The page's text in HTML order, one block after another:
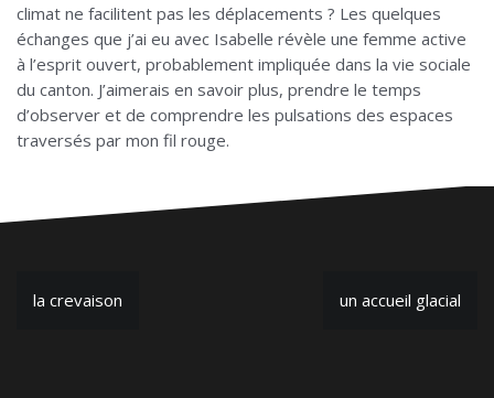
climat ne facilitent pas les déplacements ? Les quelques
échanges que j’ai eu avec Isabelle révèle une femme active
à l’esprit ouvert, probablement impliquée dans la vie sociale
du canton. J’aimerais en savoir plus, prendre le temps
d’observer et de comprendre les pulsations des espaces
traversés par mon fil rouge.
Nla crevaison un accueil glacial